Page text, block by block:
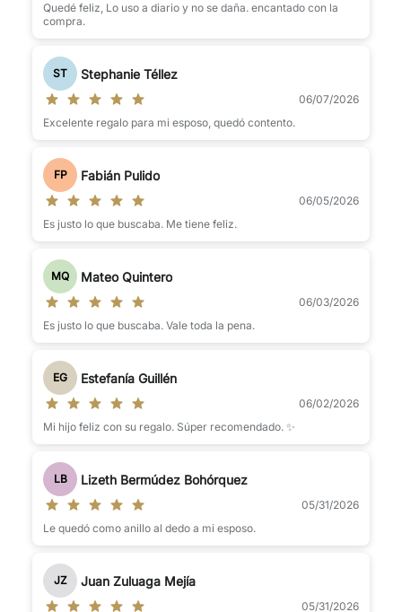
Quedé feliz, Lo uso a diario y no se daña. encantado con la
compra.
ST Stephanie Téllez
06/07/2026
Excelente regalo para mi esposo, quedó contento.
FP Fabián Pulido
06/05/2026
Es justo lo que buscaba. Me tiene feliz.
MQ Mateo Quintero
06/03/2026
Es justo lo que buscaba. Vale toda la pena.
EG Estefanía Guillén
06/02/2026
Mi hijo feliz con su regalo. Súper recomendado. ✨
LB Lizeth Bermúdez Bohórquez
05/31/2026
Le quedó como anillo al dedo a mi esposo.
JZ Juan Zuluaga Mejía
05/31/2026